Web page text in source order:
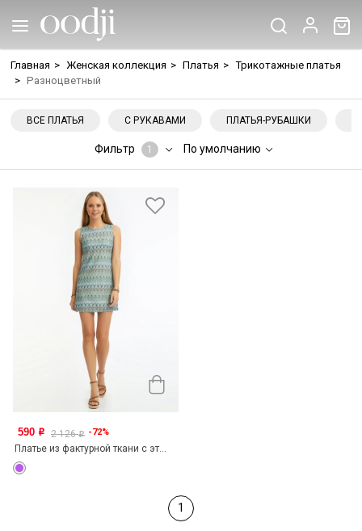
Главная > Женская коллекция > Платья > Трикотажные платья
> Разноцветный
ВСЕ ПЛАТЬЯ С РУКАВАМИ ПЛАТЬЯ-РУБАШКИ
Фильтр 1 По умолчанию
590 o 2 126o -72%
Платье из фактурной ткани с эт...
1